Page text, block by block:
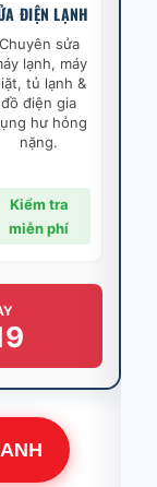
ĐIỆN LẠNH
Chuyên sửa
lạnh, máy
tủ lạnh &
đồ điện gia
hư hỏng
nặng.
Kiểm tra
miễn phí